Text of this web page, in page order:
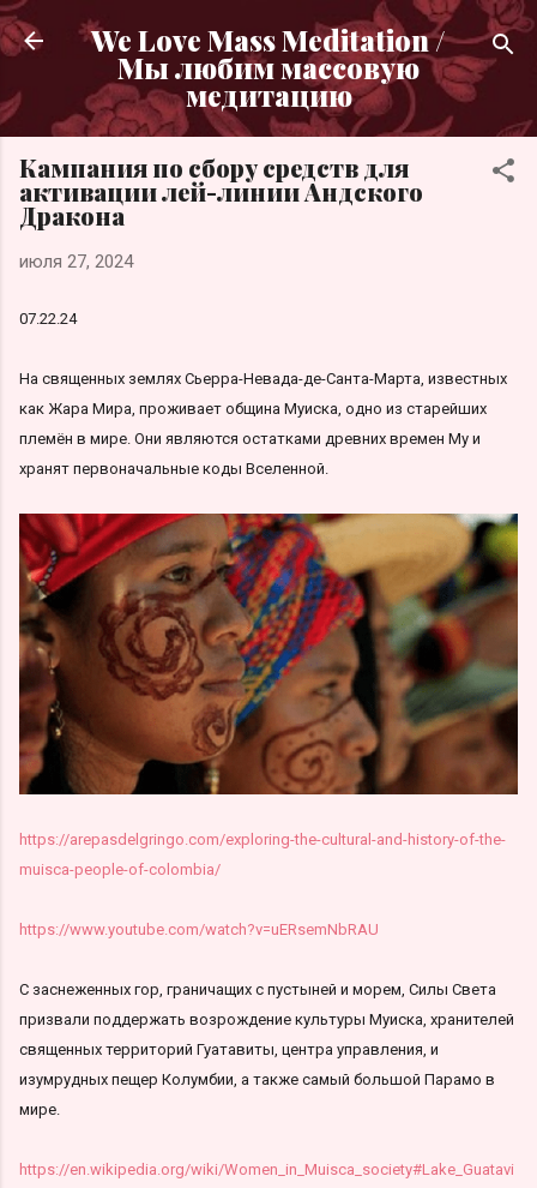
К основному контенту
We Love Mass Meditation /
Мы любим массовую
медитацию
Кампания по сбору средств для
активации лей-линии Андского
Дракона
июля 27, 2024
07.22.24
На священных землях Сьерра-Невада-де-Санта-Марта, известных
как Жара Мира, проживает община Муиска, одно из старейших
племён в мире. Они являются остатками древних времен Му и
хранят первоначальные коды Вселенной.
https://arepasdelgringo.com/exploring-the-cultural-and-history-of-the-
muisca-people-of-colombia/
https://www.youtube.com/watch?v=uERsemNbRAU
С заснеженных гор, граничащих с пустыней и морем, Силы Света
призвали поддержать возрождение культуры Муиска, хранителей
священных территорий Гуатавиты, центра управления, и
изумрудных пещер Колумбии, а также самый большой Парамо в
мире.
https://en.wikipedia.org/wiki/Women_in_Muisca_society#Lake_Guatavi